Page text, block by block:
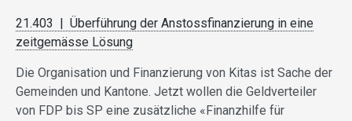
21.403 | Überführung der Anstossfinanzierung in eine
zeitgemässe Lösung
Die Organisation und Finanzierung von Kitas ist Sache der
Gemeinden und Kantone. Jetzt wollen die Geldverteiler
von FDP bis SP eine zusätzliche «Finanzhilfe für